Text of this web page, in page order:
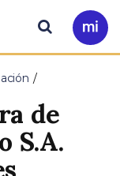
Ir
a
Buscar
de
S.A.